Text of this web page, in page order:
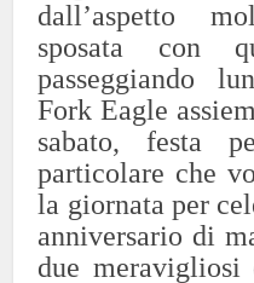
dall’aspetto
sposata con
passeggiando
Fork Eagle
sabato, festa
particolare che
la giornata per
anniversario di
due